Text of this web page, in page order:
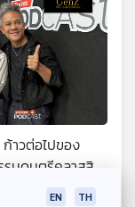
ก้าวต่อไปของ
มดนตรีคลาสสิก
Classical Music
EN TH